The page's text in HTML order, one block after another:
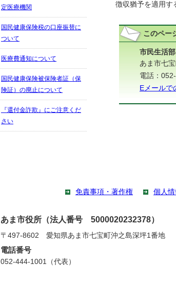
徴収猶予を適用す
このペー
市民生活
あま市七
電話：
Eメールで
定医療機関
国民健康保険税の口座振替に
ついて
医療費通知について
国民健康保険被保険者証（保
険証）の廃止について
『還付金詐欺』にご注意くだ
さい
免責事項・著作権 個人
あま市役所（法人番号 5000020232378）
〒497-8602 愛知県あま市七宝町沖之島深坪1番地
電話番号
052-444-1001（代表）